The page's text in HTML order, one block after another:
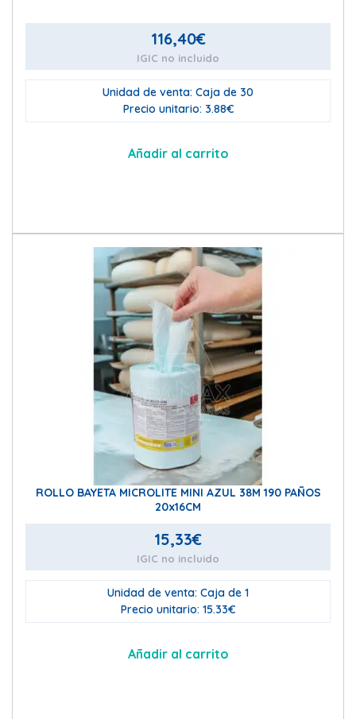
116,40€
IGIC no incluido
Unidad de venta: Caja de 30
Precio unitario: 3.88€
Añadir al carrito
ROLLO BAYETA MICROLITE MINI AZUL 38M 190 PAÑOS
20x16CM
15,33€
IGIC no incluido
Unidad de venta: Caja de 1
Precio unitario: 15.33€
Añadir al carrito